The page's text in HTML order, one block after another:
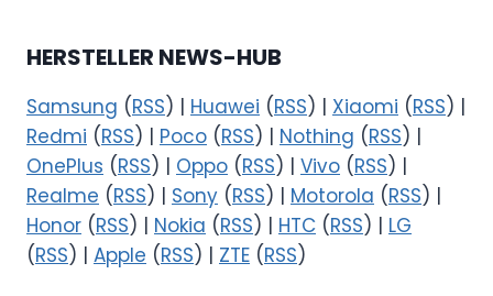
HERSTELLER NEWS-HUB
Samsung (RSS) | Huawei (RSS) | Xiaomi (RSS) |
Redmi (RSS) | Poco (RSS) | Nothing (RSS) |
OnePlus (RSS) | Oppo (RSS) | Vivo (RSS) |
Realme (RSS) | Sony (RSS) | Motorola (RSS) |
Honor (RSS) | Nokia (RSS) | HTC (RSS) | LG
(RSS) | Apple (RSS) | ZTE (RSS)